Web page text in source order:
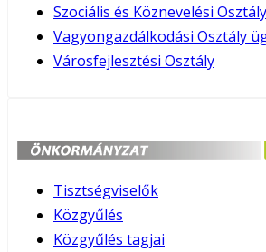
Szociális és Köznevelési
Vagyongazdálkodási Osztály
Városfejlesztési Osztály
Tisztségviselők
Közgyűlés
Közgyűlés tagjai